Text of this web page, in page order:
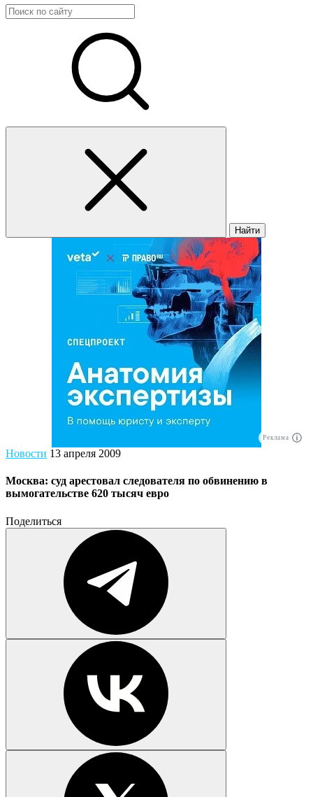
Найти
Реклама
Новости 13 апреля 2009
Москва: суд арестовал следователя по обвинению в
вымогательстве 620 тысяч евро
Поделиться